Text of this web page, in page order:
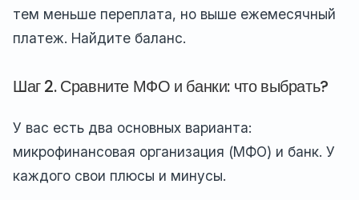
тем меньше переплата, но выше ежемесячный
платеж. Найдите баланс.
Шаг 2. Сравните МФО и банки: что выбрать?
У вас есть два основных варианта:
микрофинансовая организация (МФО) и банк. У
каждого свои плюсы и минусы.